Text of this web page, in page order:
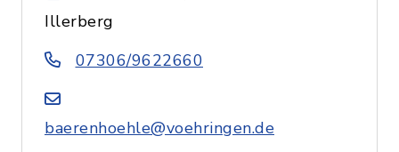
Illerberg
07306/9622660
baerenhoehle@voehringen.de